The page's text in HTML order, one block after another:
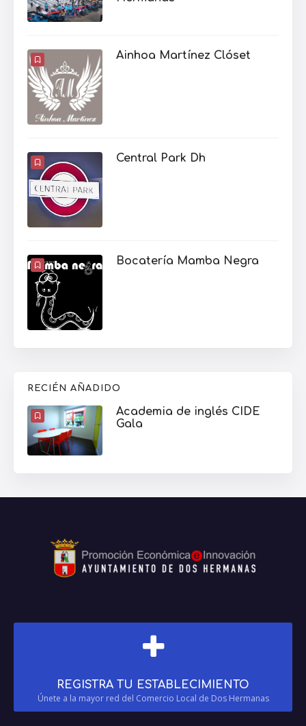
Ainhoa Martínez Clóset
Central Park Dh
Bocatería Mamba Negra
RECIÉN AÑADIDO
Academia de inglés CIDE
Gala
REGISTRA TU ESTABLECIMIENTO
Únete a la mayor red del Comercio Local de Dos Hermanas